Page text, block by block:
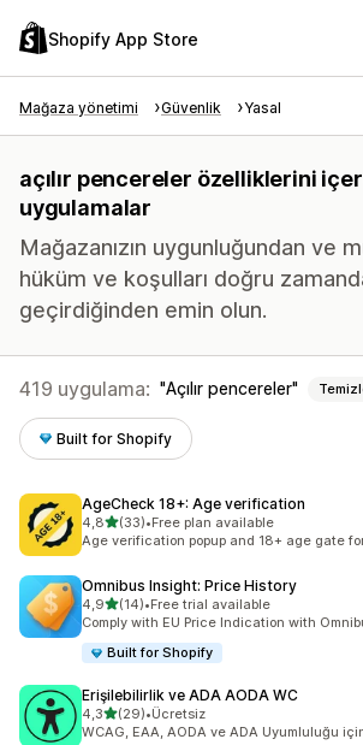
Shopify App Store
Mağaza yönetimi Güvenlik Yasal
açılır pencereler özelliklerini
uygulamalar
Mağazanızın uygunluğundan ve
hüküm ve koşulları doğru
geçirdiğinden emin olun.
419 uygulama: Açılır pencereler
Built for Shopify
AgeCheck 18+: Age verification
4,85 yıldız üzerinden
(33)
toplam 33 değerlendirme
•Free plan available
Age verification popup and 18+ age gate
Omnibus Insight: Price History
4,95 yıldız üzerinden
(14)
toplam 14 değerlendirme
•Free trial available
Comply with EU Price Indication with
Built for Shopify
Erişilebilirlik ve ADA AODA WC
4,35 yıldız üzerinden
(29)
toplam 29 değerlendirme
•Ücretsiz
WCAG, EAA, AODA ve ADA Uyumluluğu